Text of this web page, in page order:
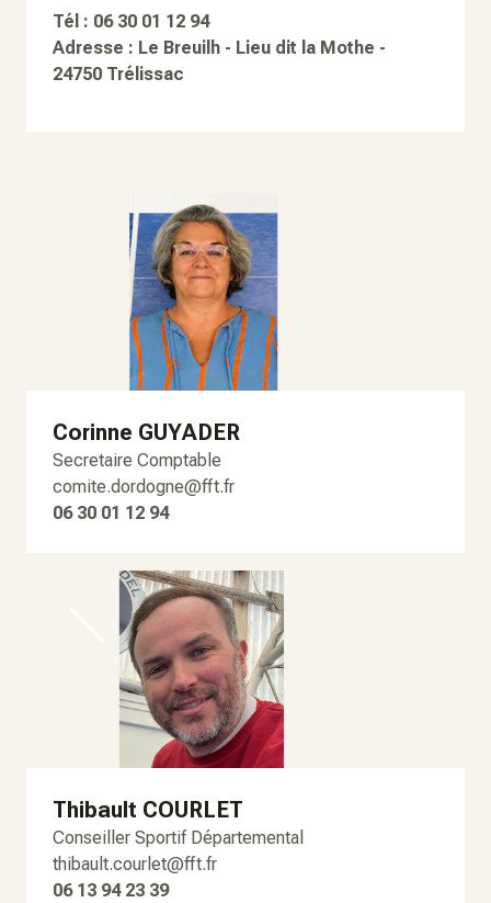
Tél : 06 30 01 12 94
Adresse : Le Breuilh - Lieu dit la Mothe -
24750 Trélissac
Corinne GUYADER
Secretaire Comptable
comite.dordogne@fft.fr
06 30 01 12 94
Thibault COURLET
Conseiller Sportif Départemental
thibault.courlet@fft.fr
06 13 94 23 39